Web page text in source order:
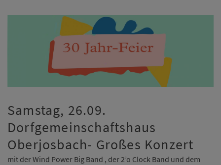
Samstag, 26.09.
Dorfgemeinschaftshaus
Oberjosbach- Großes Konzert
mit der Wind Power Big Band , der 2’o Clock Band und dem